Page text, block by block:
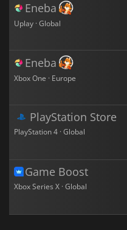
Eneba
Uplay · Global
Eneba
Xbox One · Europe
PlayStation Store
PlayStation 4 · Global
Game Boost
Xbox Series X · Global